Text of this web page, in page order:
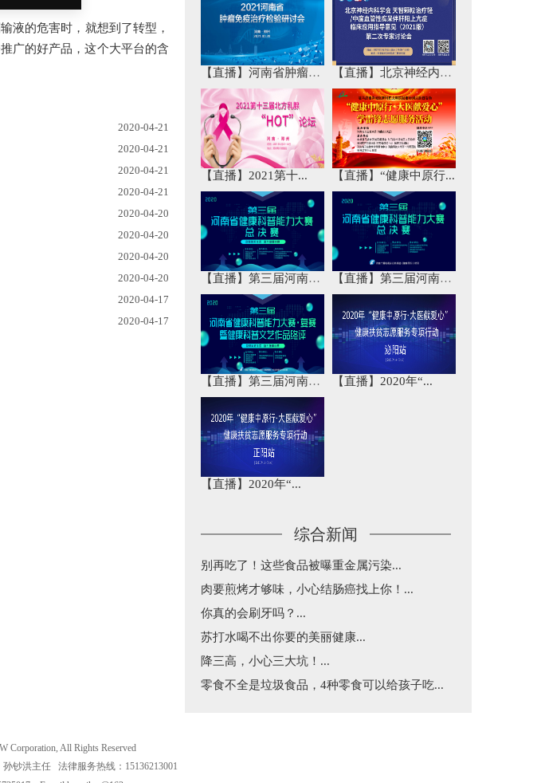
液的危害时，就想到了转型，
广的好产品，这个大平台的含
2020-04-21
2020-04-21
2020-04-21
2020-04-21
2020-04-20
2020-04-20
2020-04-20
2020-04-20
2020-04-17
2020-04-17
【直播】河南省肿瘤免... 【直播】北京神经内科...
【直播】2021第十... 【直播】“健康中原行...
【直播】第三届河南省... 【直播】第三届河南省...
【直播】第三届河南省... 【直播】2020年“...
【直播】2020年“...
综合新闻
别再吃了！这些食品被曝重金属污染...
肉要煎烤才够味，小心结肠癌找上你！...
你真的会刷牙吗？...
苏打水喝不出你要的美丽健康...
降三高，小心三大坑！...
零食不全是垃圾食品，4种零食可以给孩子吃...
Corporation, All Rights Reserved
钞洪主任 法律服务热线：15136213001